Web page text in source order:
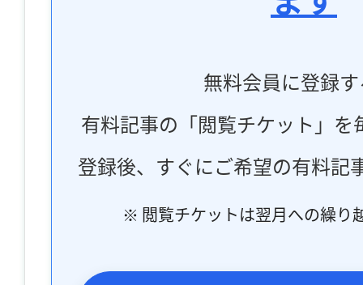
無料会員に登録
有料記事の「閲覧チケット」
登録後、すぐにご希望の有料記
※ 閲覧チケットは翌月への繰り